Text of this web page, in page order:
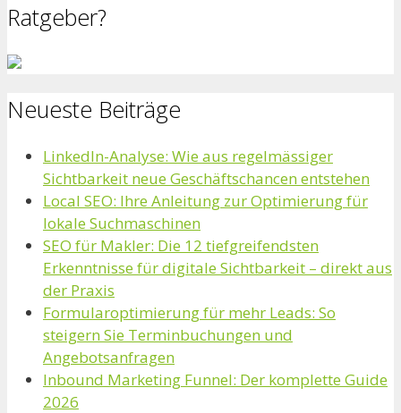
Ratgeber?
Neueste Beiträge
LinkedIn-Analyse: Wie aus regelmässiger
Sichtbarkeit neue Geschäftschancen entstehen
Local SEO: Ihre Anleitung zur Optimierung für
lokale Suchmaschinen
SEO für Makler: Die 12 tiefgreifendsten
Erkenntnisse für digitale Sichtbarkeit – direkt aus
der Praxis
Formularoptimierung für mehr Leads: So
steigern Sie Terminbuchungen und
Angebotsanfragen
Inbound Marketing Funnel: Der komplette Guide
2026